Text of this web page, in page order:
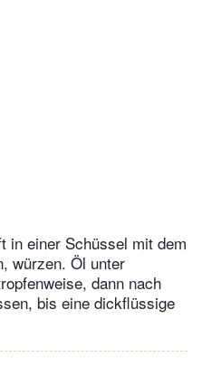
in einer Schüssel mit dem
würzen. Öl unter
dann nach
bis eine dickflüssige